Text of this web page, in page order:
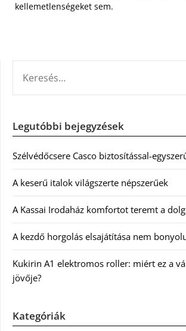
kellemetlenségeket sem.
Legutóbbi bejegyzések
Szélvédőcsere Casco biztosítással-
A keserű italok világszerte népszerűek
A Kassai Irodaház komfortot teremt a
A kezdő horgolás elsajátítása nem
Kukirin A1 elektromos roller: miért ez a
jövője?
Kategóriák